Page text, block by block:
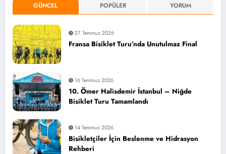
GÜNCEL POPÜLER YORUM
27 Temmuz 2026
Fransa Bisiklet Turu’nda Unutulmaz Final
16 Temmuz 2026
10. Ömer Halisdemir İstanbul – Niğde
Bisiklet Turu Tamamlandı
14 Temmuz 2026
Bisikletçiler İçin Beslenme ve Hidrasyon
Rehberi